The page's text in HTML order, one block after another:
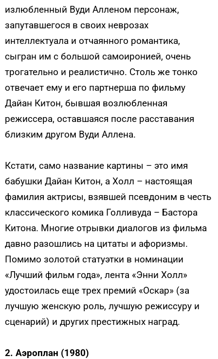
излюбленный Вуди Алленом персонаж,
запутавшегося в своих неврозах
интеллектуала и отчаянного романтика,
сыгран им с большой самоиронией, очень
трогательно и реалистично. Столь же тонко
отвечает ему и его партнерша по фильму
Дайан Китон, бывшая возлюбленная
режиссера, оставшаяся после расставания
близким другом Вуди Аллена.
Кстати, само название картины – это имя
бабушки Дайан Китон, а Холл – настоящая
фамилия актрисы, взявшей псевдоним в честь
классического комика Голливуда – Бастора
Китона. Многие отрывки диалогов из фильма
давно разошлись на цитаты и афоризмы.
Помимо золотой статуэтки в номинации
«Лучший фильм года», лента «Энни Холл»
удостоилась еще трех премий «Оскар» (за
лучшую женскую роль, лучшую режиссуру и
сценарий) и других престижных наград.
2. Аэроплан (1980)